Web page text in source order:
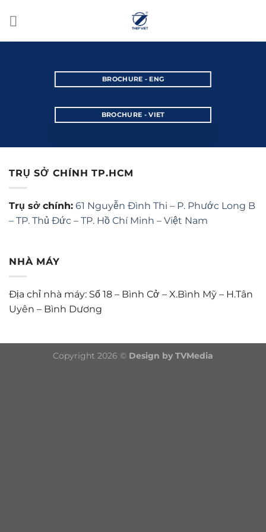
BROCHURE - VIET
BROCHURE - ENG
TRỤ SỞ CHÍNH TP.HCM
Trụ sở chính: 61 Nguyễn Đình Thi – P. Phước Long B
– TP. Thủ Đức – TP. Hồ Chí Minh – Việt Nam
NHÀ MÁY
Địa chỉ nhà máy: Số 18 – Bình Cở – X.Bình Mỹ – H.Tân
Uyên – Bình Dương
Copyright 2026 © Design by TVMedia